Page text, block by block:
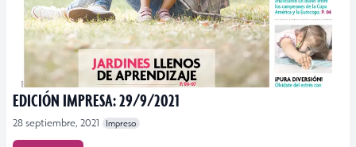
EDICIÓN IMPRESA: 29/9/2021
28 septiembre, 2021 Impreso